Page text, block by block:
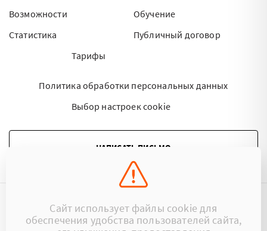
Возможности
Статистика
Тарифы
Обучение
Публичный договор
Политика обработки персональных данных
Выбор настроек cookie
НАПИСАТЬ ПИСЬМО
©2015 - 2026 Kartoteka.by Все права защищены.
Сайт использует файлы cookie для
обеспечения удобства пользователей сайта,